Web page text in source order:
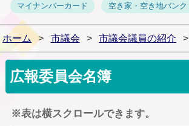
マイナンバーカード 空き家・空き地バンク
ホーム > 市議会 > 市議会議員の紹介 >
広報委員会名簿
※表は横スクロールできます。